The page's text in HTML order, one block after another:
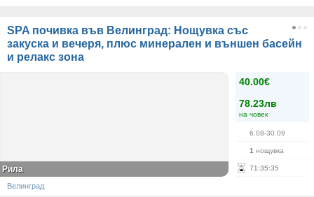
SPA почивка във Велинград: Нощувка със
закуска и вечеря, плюс минерален и външен басейн
и релакс зона
40.00€
78.23лв
на човек
6.08-30.09
1 нощувка
71 :35:35
Рила
Велинград